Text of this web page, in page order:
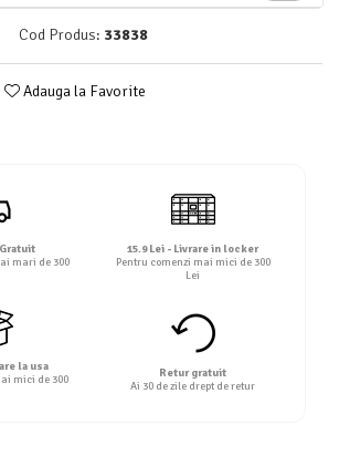
Cod Produs: 33838
Adauga la Favorite
mari de 300
15.9 Lei - Livrare in locker
Pentru comenzi mai mici de 300
Lei
la usa
mici de 300
Retur gratuit
Ai 30 de zile drept de retur